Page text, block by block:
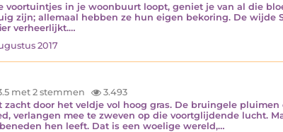
voortuintjes in je woonbuurt loopt, geniet je van al die
zijn; allemaal hebben ze hun eigen bekoring. De wijde
verheerlijkt.…
2017
met 2 stemmen
3.493
zacht door het veldje vol hoog gras. De bruingele
verlangen mee te zweven op die voortglijdende lucht.
hen leeft. Dat is een woelige wereld,…